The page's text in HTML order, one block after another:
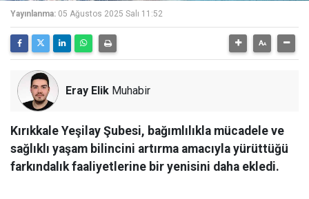
Yayınlanma: 05 Ağustos 2025 Salı 11:52
Eray Elik Muhabir
Kırıkkale Yeşilay Şubesi, bağımlılıkla mücadele ve
sağlıklı yaşam bilincini artırma amacıyla yürüttüğü
farkındalık faaliyetlerine bir yenisini daha ekledi.